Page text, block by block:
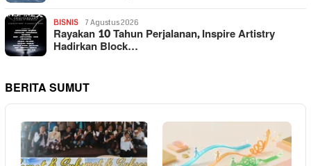
BISNIS 7 Agustus 2026
Rayakan 10 Tahun Perjalanan, Inspire Artistry
Hadirkan Block…
BERITA SUMUT